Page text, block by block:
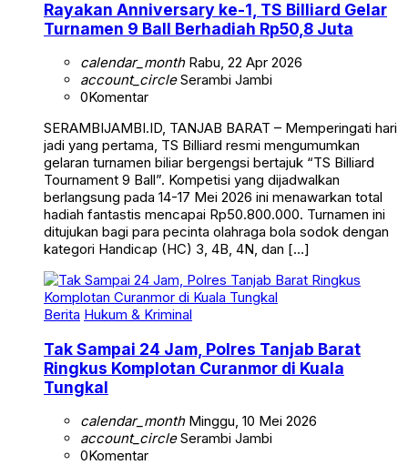
Turnamen 9 Ball Berhadiah Rp50,8 Juta
account_circleSerambi Jambi
0Komentar
jadi yang pertama, TS Billiard resmi mengumumkan
gelaran turnamen biliar bergengsi bertajuk “TS Billiard
Tournament 9 Ball”. Kompetisi yang dijadwalkan
berlangsung pada 14-17 Mei 2026 ini menawarkan total
hadiah fantastis mencapai Rp50.800.000. Turnamen ini
ditujukan bagi para pecinta olahraga bola sodok dengan
kategori Handicap (HC) 3, 4B, 4N, dan […]
Berita Hukum & Kriminal
Ringkus Komplotan Curanmor di Kuala
Tungkal
account_circleSerambi Jambi
0Komentar